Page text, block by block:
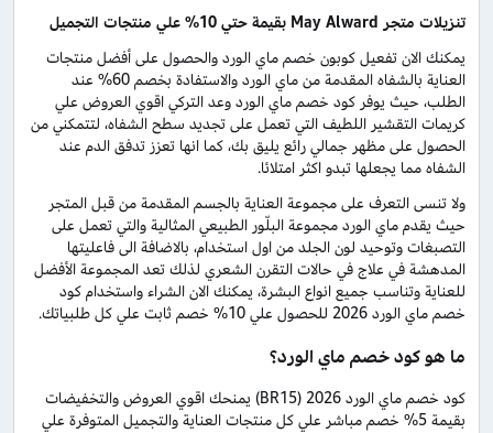
تنزيلات متجر May Alward بقيمة حتي 10% علي منتجات التجميل
يمكنك الان تفعيل كوبون خصم ماي الورد والحصول على أفضل منتجات
العناية بالشفاه المقدمة من ماي الورد والاستفادة بخصم 60% عند
الطلب، حيث يوفر كود خصم ماي الورد وعد التركي اقوي العروض علي
كريمات التقشير اللطيف التي تعمل على تجديد سطح الشفاه، لتتمكني من
الحصول على مظهر جمالي رائع يليق بك، كما انها تعزز تدفق الدم عند
الشفاه مما يجعلها تبدو اكثر امتلائا.
ولا تنسى التعرف على مجموعة العناية بالجسم المقدمة من قبل المتجر
حيث يقدم ماي الورد مجموعة البلّور الطبيعي المثالية والتي تعمل على
التصبغات وتوحيد لون الجلد من اول استخدام، بالاضافة الى فاعليتها
المدهشة في علاج في حالات التقرن الشعري لذلك تعد المجموعة الأفضل
للعناية وتناسب جميع انواع البشرة، يمكنك الان الشراء واستخدام كود
خصم ماي الورد 2026 للحصول علي 10% خصم ثابت علي كل طلبياتك.
ما هو كود خصم ماي الورد؟
كود خصم ماي الورد 2026 (BR15) يمنحك اقوي العروض والتخفيضات
بقيمة 5% خصم مباشر علي كل منتجات العناية والتجميل المتوفرة علي